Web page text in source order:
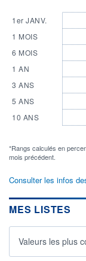
1er JANV.
1 MOIS
6 MOIS
1 AN
3 ANS
5 ANS
10 ANS
*Rangs calculés en
mois précédent.
Consulter les infos
MES LISTES
Valeurs les plus